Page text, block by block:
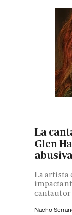
La
Glen
La artista
cantautor
Nacho